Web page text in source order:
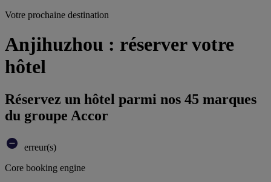
Votre prochaine destination
Anjihuzhou : réserver votre
hôtel
Réservez un hôtel parmi nos 45 marques
du groupe Accor
erreur(s)
Core booking engine